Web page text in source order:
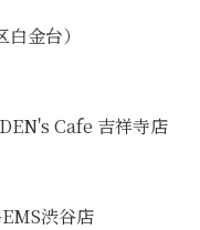
金台）
Cafe 吉祥寺店
渋谷店